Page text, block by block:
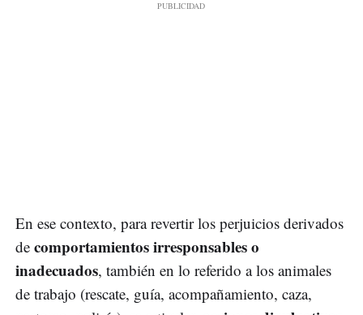
En ese contexto, para revertir los perjuicios derivados
de comportamientos irresponsables o
inadecuados, también en lo referido a los animales
de trabajo (rescate, guía, acompañamiento, caza,